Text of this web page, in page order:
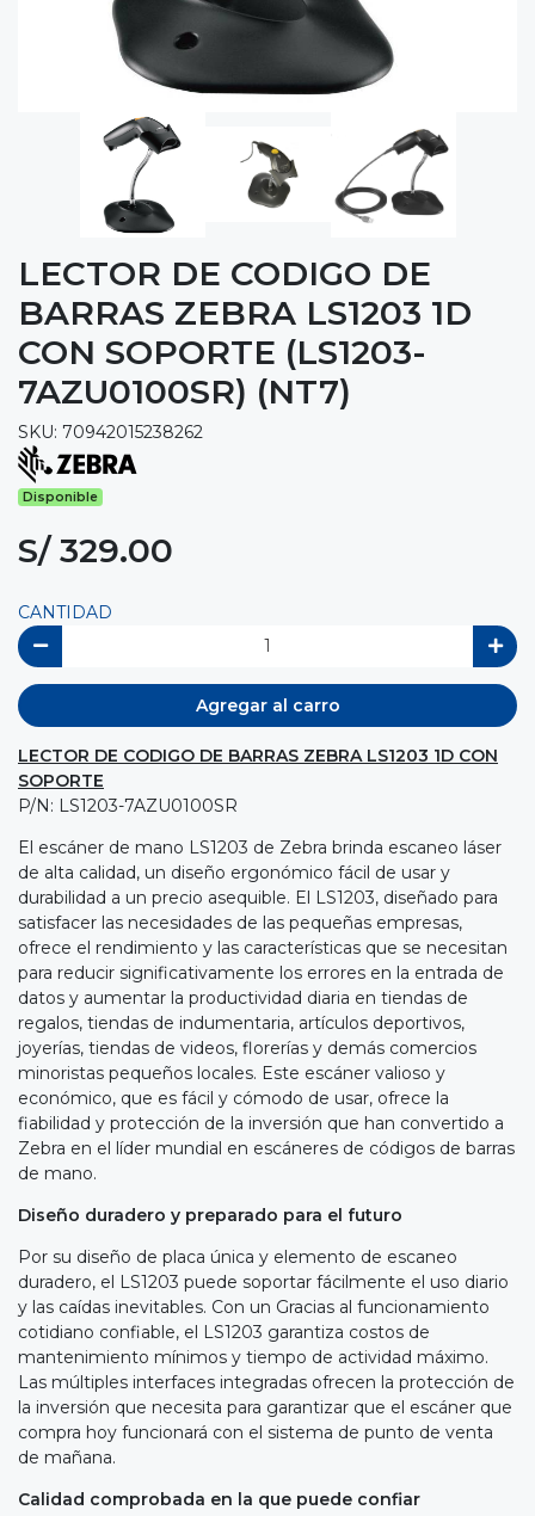
LECTOR DE CODIGO DE
BARRAS ZEBRA LS1203 1D
CON SOPORTE (LS1203-
7AZU0100SR) (NT7)
SKU: 70942015238262
Disponible
S/ 329.00
CANTIDAD
Agregar al carro
LECTOR DE CODIGO DE BARRAS ZEBRA LS1203 1D CON
SOPORTE
P/N: LS1203-7AZU0100SR
El escáner de mano LS1203 de Zebra brinda escaneo láser
de alta calidad, un diseño ergonómico fácil de usar y
durabilidad a un precio asequible. El LS1203, diseñado para
satisfacer las necesidades de las pequeñas empresas,
ofrece el rendimiento y las características que se necesitan
para reducir significativamente los errores en la entrada de
datos y aumentar la productividad diaria en tiendas de
regalos, tiendas de indumentaria, artículos deportivos,
joyerías, tiendas de videos, florerías y demás comercios
minoristas pequeños locales. Este escáner valioso y
económico, que es fácil y cómodo de usar, ofrece la
fiabilidad y protección de la inversión que han convertido a
Zebra en el líder mundial en escáneres de códigos de barras
de mano.
Diseño duradero y preparado para el futuro
Por su diseño de placa única y elemento de escaneo
duradero, el LS1203 puede soportar fácilmente el uso diario
y las caídas inevitables. Con un Gracias al funcionamiento
cotidiano confiable, el LS1203 garantiza costos de
mantenimiento mínimos y tiempo de actividad máximo.
Las múltiples interfaces integradas ofrecen la protección de
la inversión que necesita para garantizar que el escáner que
compra hoy funcionará con el sistema de punto de venta
de mañana.
Calidad comprobada en la que puede confiar